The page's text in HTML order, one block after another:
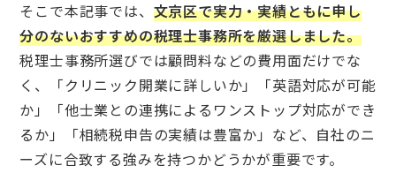
そこで本記事では、 文京区で実力・実績ともに申し
分のないおすすめの税理士事務所を厳選しました。
税理士事務所選びでは顧問料などの費用面だけでな
く、「クリニック開業に詳しいか」「英語対応が可能
か」「他士業との連携によるワンストップ対応ができ
るか」「相続税申告の実績は豊富か」など、自社のニ
ーズに合致する強みを持つかどうかが重要です。